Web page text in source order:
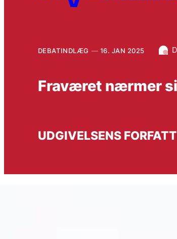
DEBATINDLÆG 16. JAN 2025
Fraværet nærmer
UDGIVELSENS